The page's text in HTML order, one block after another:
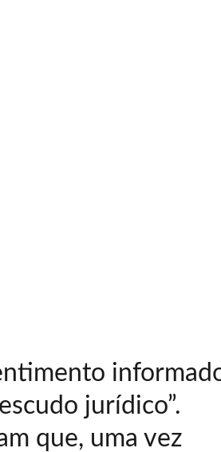
jurídico”.
que, uma vez